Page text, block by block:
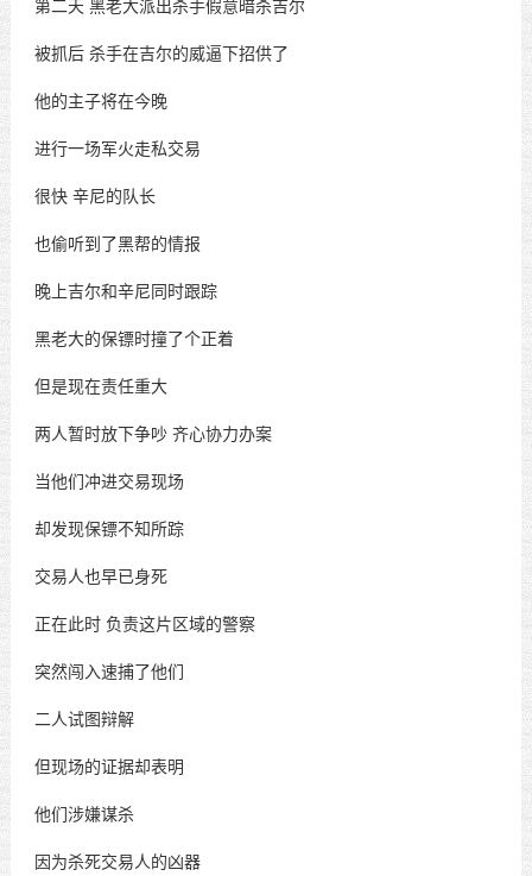
第二天 黑老大派出杀手假意暗杀吉尔
被抓后 杀手在吉尔的威逼下招供了
他的主子将在今晚
进行一场军火走私交易
很快 辛尼的队长
也偷听到了黑帮的情报
晚上吉尔和辛尼同时跟踪
黑老大的保镖时撞了个正着
但是现在责任重大
两人暂时放下争吵 齐心协力办案
当他们冲进交易现场
却发现保镖不知所踪
交易人也早已身死
正在此时 负责这片区域的警察
突然闯入速捕了他们
二人试图辩解
但现场的证据却表明
他们涉嫌谋杀
因为杀死交易人的凶器